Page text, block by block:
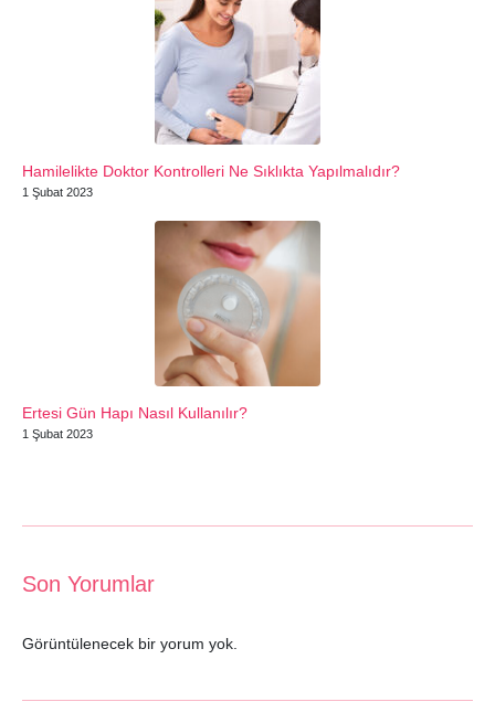
Hamilelikte Doktor Kontrolleri Ne Sıklıkta Yapılmalıdır?
1 Şubat 2023
Ertesi Gün Hapı Nasıl Kullanılır?
1 Şubat 2023
Son Yorumlar
Görüntülenecek bir yorum yok.